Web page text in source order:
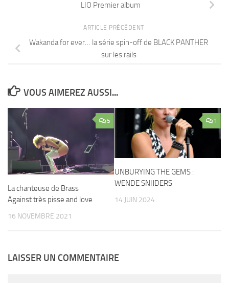
LIO Premier album
ARTICLE PRÉCÉDENT
Wakanda for ever… la série spin-off de BLACK PANTHER
sur les rails
VOUS AIMEREZ AUSSI...
5
La chanteuse de Brass
Against très pisse and love
16 NOVEMBRE 2021
1
UNBURYING THE GEMS :
WENDE SNIJDERS
14 JUIN 2024
LAISSER UN COMMENTAIRE